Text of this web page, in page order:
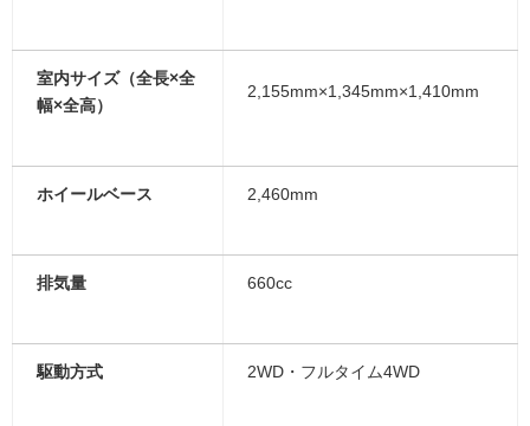
室内サイズ（全長×全
幅×全高）
2,155mm×1,345mm×1,410mm
ホイールベース 2,460mm
排気量 660cc
駆動方式 2WD・フルタイム4WD